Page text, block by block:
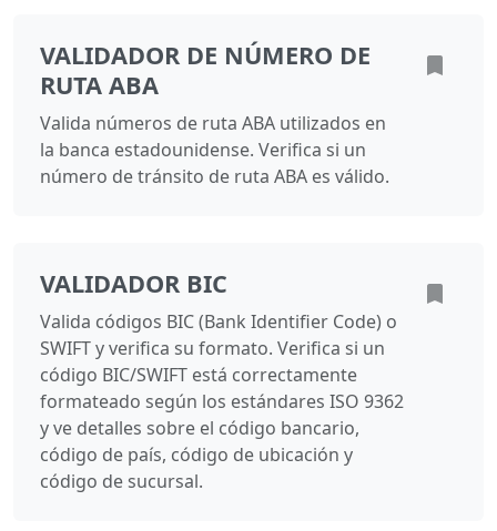
VALIDADOR DE NÚMERO DE
RUTA ABA
Valida números de ruta ABA utilizados en
la banca estadounidense. Verifica si un
número de tránsito de ruta ABA es válido.
VALIDADOR BIC
Valida códigos BIC (Bank Identifier Code) o
SWIFT y verifica su formato. Verifica si un
código BIC/SWIFT está correctamente
formateado según los estándares ISO 9362
y ve detalles sobre el código bancario,
código de país, código de ubicación y
código de sucursal.